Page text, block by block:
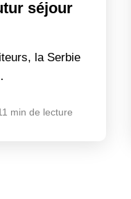
séjour
la Serbie
min de lecture